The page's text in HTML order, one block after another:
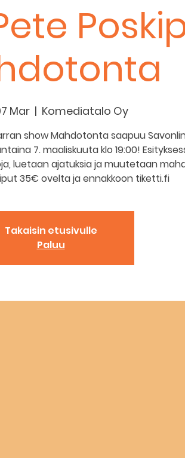
Mar
  |
Komediatalo Oy
show Mahdotonta saapuu
7. maaliskuuta klo 19:00!
luetaan ajatuksia ja muutetaan
35€ ovelta ja ennakkoon tiketti.fi
Takaisin etusivulle
Paluu